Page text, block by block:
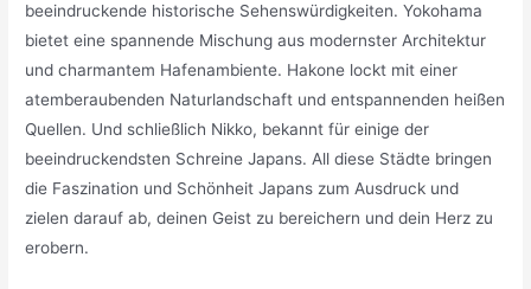
beeindruckende historische Sehenswürdigkeiten. Yokohama
bietet eine spannende Mischung aus modernster Architektur
und charmantem Hafenambiente. Hakone lockt mit einer
atemberaubenden Naturlandschaft und entspannenden heißen
Quellen. Und schließlich Nikko, bekannt für einige der
beeindruckendsten Schreine Japans. All diese Städte bringen
die Faszination und Schönheit Japans zum Ausdruck und
zielen darauf ab, deinen Geist zu bereichern und dein Herz zu
erobern.